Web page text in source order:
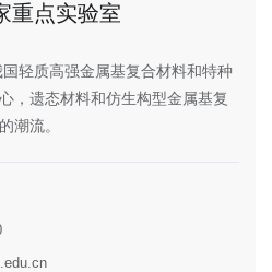
重点实验室
轻质高强金属基复合材料和特种
，遗态材料和仿生构型金属基复
潮流。